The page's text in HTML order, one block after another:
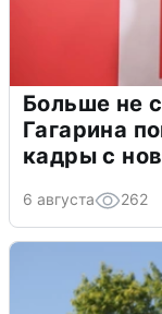
Больше не
Гагарина
кадры с
6 августа 262